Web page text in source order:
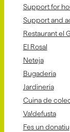
Support for
Support and
Restaurant el
El Rosal
Neteja
Bugaderia
Jardineria
Cuina de
Va!defusta
Fes un donatiu